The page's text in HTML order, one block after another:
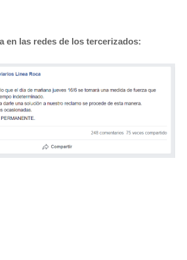
en las redes de los tercerizados: